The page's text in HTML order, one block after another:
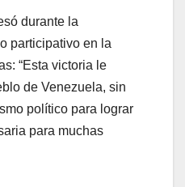
durante la
participativo en la
“Esta victoria le
de Venezuela, sin
político para lograr
para muchas